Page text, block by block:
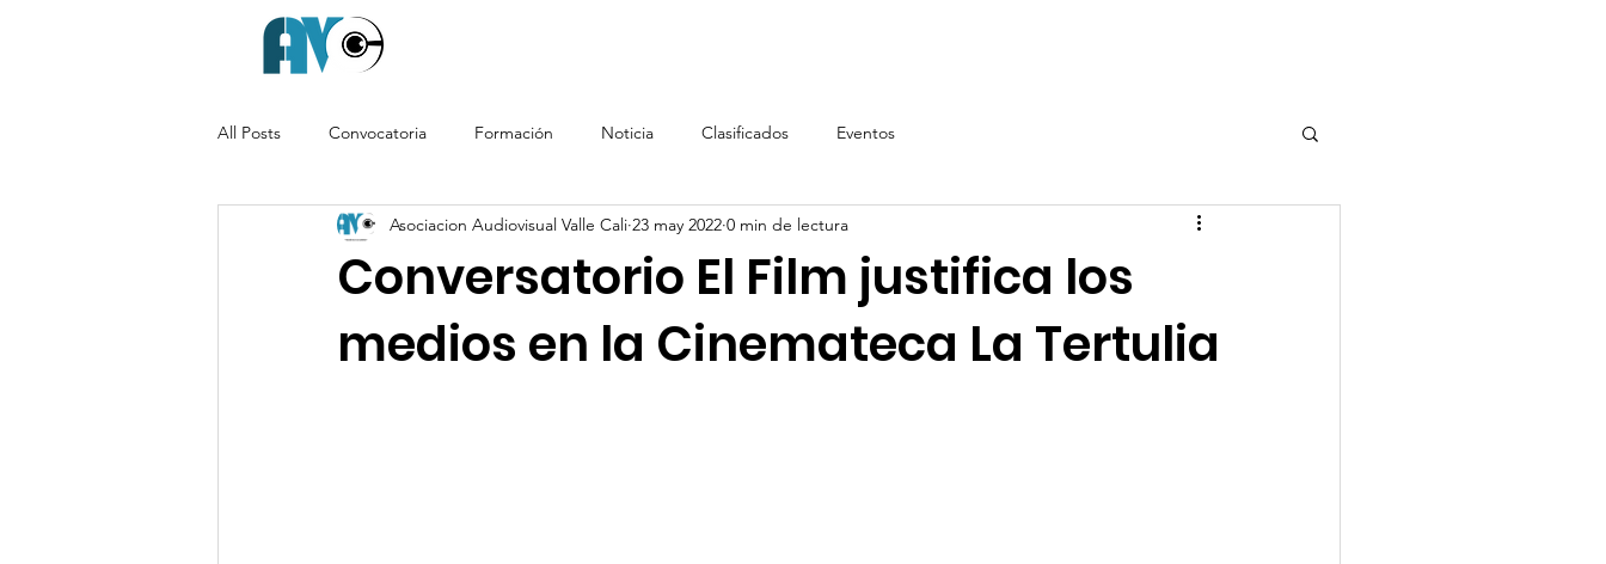
All Posts Convocatoria Formación Noticia Clasificados Eventos
Conversatorio El Film justifica los
medios en la Cinemateca La Tertulia
Asociacion Audiovisual Valle Cali 23 may 2022 0 min de lectura